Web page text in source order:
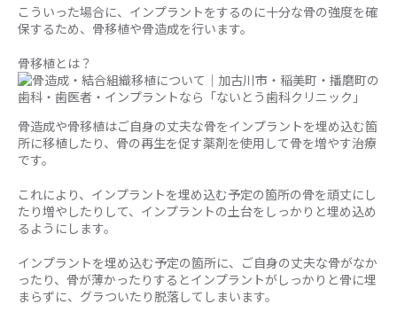
こういった場合に、インプラントをするのに十分な骨の強度を確
保するため、骨移植や骨造成を行います。
骨移植とは？
骨造成や骨移植はご自身の丈夫な骨をインプラントを埋め込む箇
所に移植したり、骨の再生を促す薬剤を使用して骨を増やす治療
です。
これにより、インプラントを埋め込む予定の箇所の骨を頑丈にし
たり増やしたりして、インプラントの土台をしっかりと埋め込め
るようにします。
インプラントを埋め込む予定の箇所に、ご自身の丈夫な骨がなか
ったり、骨が薄かったりするとインプラントがしっかりと骨に埋
まらずに、グラついたり脱落してしまいます。